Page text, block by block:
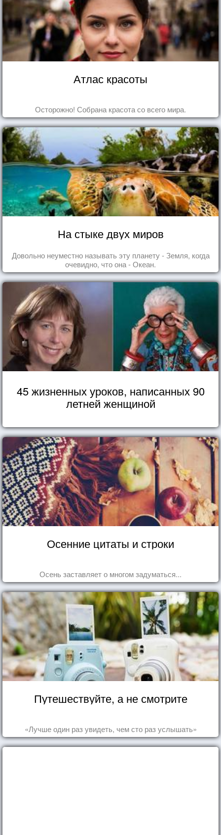
Атлас красоты
Осторожно! Собрана красота со всего мира.
На стыке двух миров
Довольно неуместно называть эту планету - Земля, когда
очевидно, что она - Океан.
45 жизненных уроков, написанных 90
летней женщиной
Осенние цитаты и строки
Осень заставляет о многом задуматься...
Путешествуйте, а не смотрите
«Лучше один раз увидеть, чем сто раз услышать»